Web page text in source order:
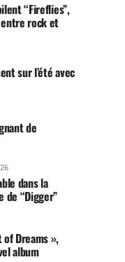
“Fireflies”,
rock et
sur l’été avec
de
dans la
de “Digger”
Dreams »,
album